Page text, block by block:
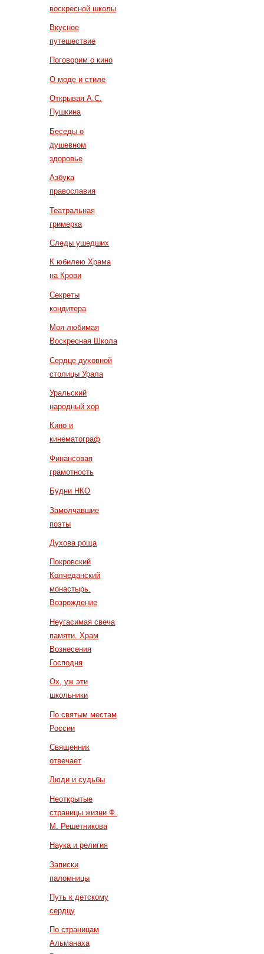
воскресной школы
Вкусное
путешествие
Поговорим о кино
О моде и стиле
Открывая А.С.
Пушкина
Беседы о
душевном
здоровье
Азбука
православия
Театральная
гримерка
Следы ушедших
К юбилею Храма
на Крови
Секреты
кондитера
Моя любимая
Воскресная Школа
Сердце духовной
столицы Урала
Уральский
народный хор
Кино и
кинематограф
Финансовая
грамотность
Будни НКО
Замолчавшие
поэты
Духова роща
Покровский
Колчеданский
монастырь.
Возрождение
Неугасимая свеча
памяти. Храм
Вознесения
Господня
Ох, уж эти
школьники
По святым местам
России
Священник
отвечает
Люди и судьбы
Неоткрытые
страницы жизни Ф.
М. Решетникова
Наука и религия
Записки
паломницы
Путь к детскому
сердцу
По страницам
Альманаха